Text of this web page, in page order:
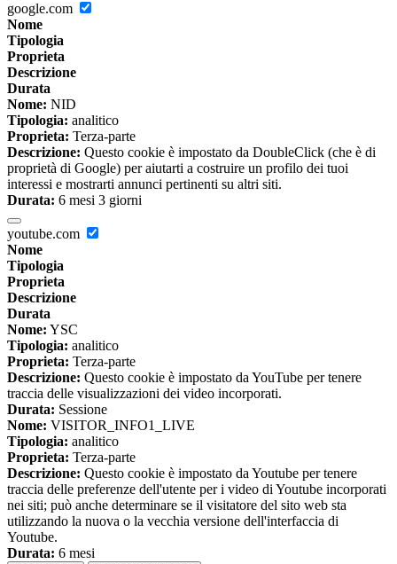
google.com
Nome
Tipologia
Proprieta
Descrizione
Durata
Nome: NID
Tipologia: analitico
Proprieta: Terza-parte
Descrizione: Questo cookie è impostato da DoubleClick (che è di
proprietà di Google) per aiutarti a costruire un profilo dei tuoi
interessi e mostrarti annunci pertinenti su altri siti.
Durata: 6 mesi 3 giorni
youtube.com
Nome
Tipologia
Proprieta
Descrizione
Durata
Nome: YSC
Tipologia: analitico
Proprieta: Terza-parte
Descrizione: Questo cookie è impostato da YouTube per tenere
traccia delle visualizzazioni dei video incorporati.
Durata: Sessione
Nome: VISITOR_INFO1_LIVE
Tipologia: analitico
Proprieta: Terza-parte
Descrizione: Questo cookie è impostato da Youtube per tenere
traccia delle preferenze dell'utente per i video di Youtube incorporati
nei siti; può anche determinare se il visitatore del sito web sta
utilizzando la nuova o la vecchia versione dell'interfaccia di
Youtube.
Durata: 6 mesi